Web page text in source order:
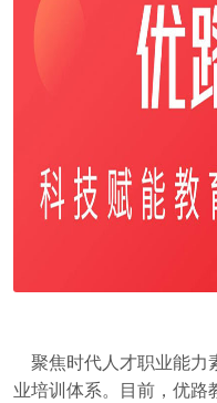
聚焦时代人才职业能力
业培训体系。目前，优